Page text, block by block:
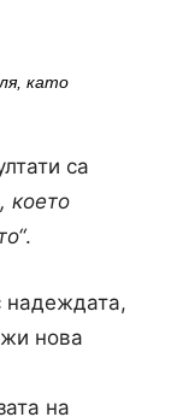
като
са
което
.
надеждата,
нова
на